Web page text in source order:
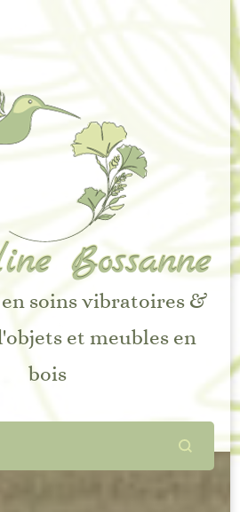
Bossanne
soins vibratoires &
et meubles en
bois